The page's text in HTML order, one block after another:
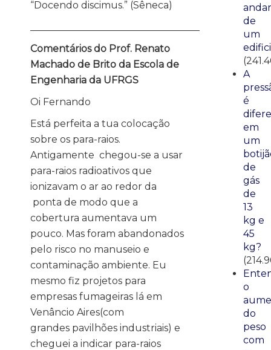
“Docendo discimus.” (Sêneca)
Comentários do Prof. Renato
Machado de Brito da Escola de
Engenharia da UFRGS
Oi Fernando
Está perfeita a tua colocação
sobre os para-raios.
Antigamente chegou-se a usar
para-raios radioativos que
ionizavam o ar ao redor da
ponta de modo que a
cobertura aumentava um
pouco. Mas foram abandonados
pelo risco no manuseio e
contaminação ambiente. Eu
mesmo fiz projetos para
empresas fumageiras lá em
Venâncio Aires(com
grandes pavilhões industriais) e
cheguei a indicar para-raios
andar
de
um
A
é
em
um
de
gás
de
13
kg e
45
kg?
o
do
peso
com